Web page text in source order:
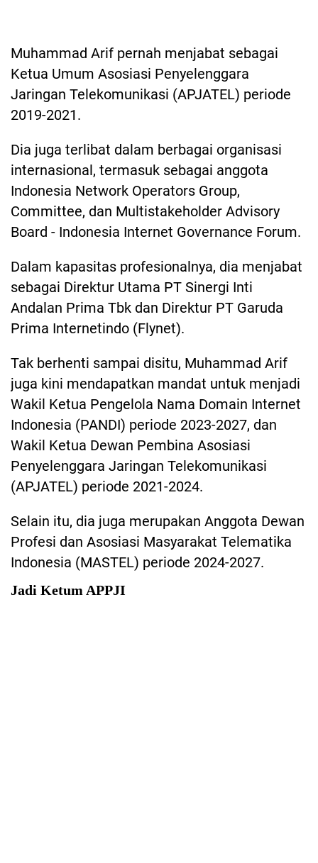
Muhammad Arif pernah menjabat sebagai
Ketua Umum Asosiasi Penyelenggara
Jaringan Telekomunikasi (APJATEL) periode
2019-2021.
Dia juga terlibat dalam berbagai organisasi
internasional, termasuk sebagai anggota
Indonesia Network Operators Group,
Committee, dan Multistakeholder Advisory
Board - Indonesia Internet Governance Forum.
Dalam kapasitas profesionalnya, dia menjabat
sebagai Direktur Utama PT Sinergi Inti
Andalan Prima Tbk dan Direktur PT Garuda
Prima Internetindo (Flynet).
Tak berhenti sampai disitu, Muhammad Arif
juga kini mendapatkan mandat untuk menjadi
Wakil Ketua Pengelola Nama Domain Internet
Indonesia (PANDI) periode 2023-2027, dan
Wakil Ketua Dewan Pembina Asosiasi
Penyelenggara Jaringan Telekomunikasi
(APJATEL) periode 2021-2024.
Selain itu, dia juga merupakan Anggota Dewan
Profesi dan Asosiasi Masyarakat Telematika
Indonesia (MASTEL) periode 2024-2027.
Jadi Ketum APPJI